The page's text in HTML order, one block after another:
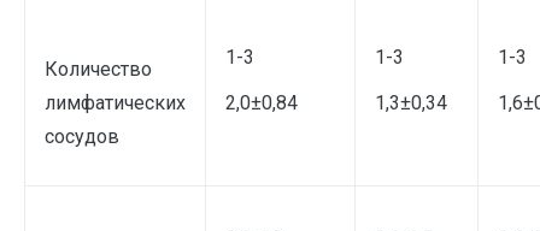
Количество
лимфатических
сосудов
1-3
2,0±0,84
1-3
1,3±0,34
1-3